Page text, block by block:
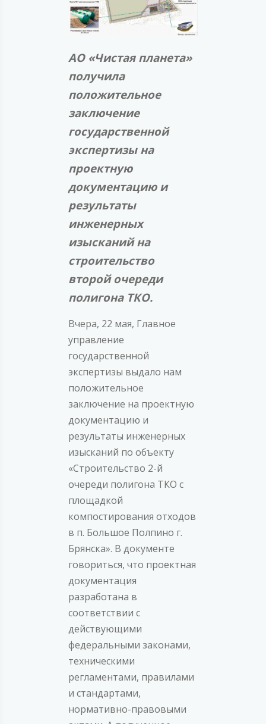
АО «Чистая планета»
получила
положительное
заключение
государственной
экспертизы на
проектную
документацию и
результаты
инженерных
изысканий на
строительство
второй очереди
полигона ТКО.
Вчера, 22 мая, Главное
управление
государственной
экспертизы выдало нам
положительное
заключение на проектную
документацию и
результаты инженерных
изысканий по объекту
«Строительство 2-й
очереди полигона ТКО с
площадкой
компостирования отходов
в п. Большое Полпино г.
Брянска». В документе
говориться, что проектная
документация
разработана в
соответствии с
действующими
федеральными законами,
техническими
регламентами, правилами
и стандартами,
нормативно-правовыми